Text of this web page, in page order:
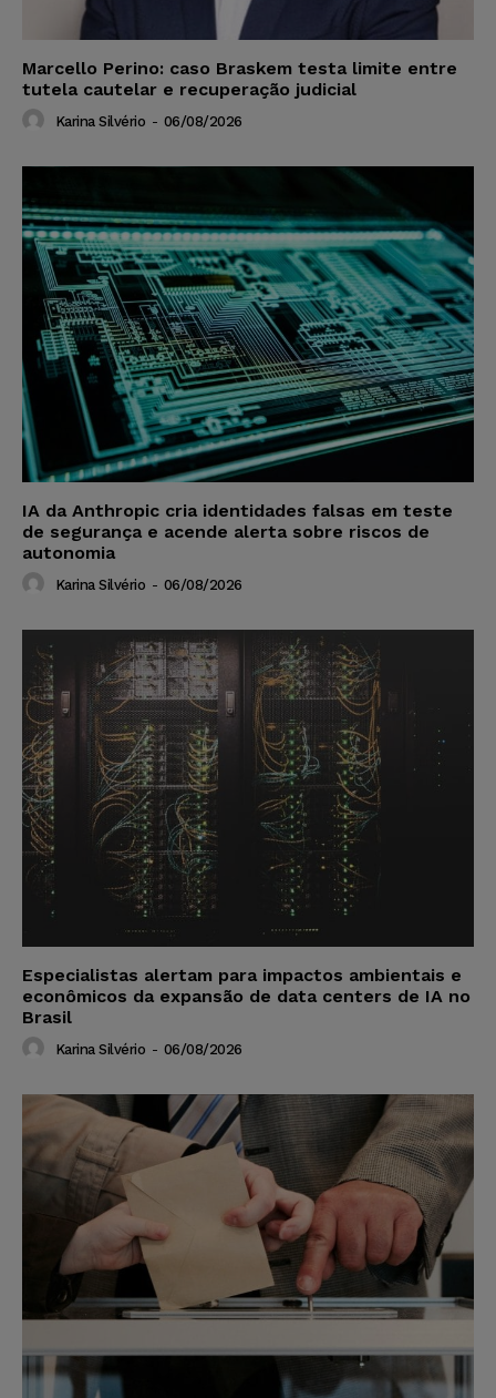
Marcello Perino: caso Braskem testa limite entre
tutela cautelar e recuperação judicial
Karina Silvério - 06/08/2026
IA da Anthropic cria identidades falsas em teste
de segurança e acende alerta sobre riscos de
autonomia
Karina Silvério - 06/08/2026
Especialistas alertam para impactos ambientais e
econômicos da expansão de data centers de IA no
Brasil
Karina Silvério - 06/08/2026